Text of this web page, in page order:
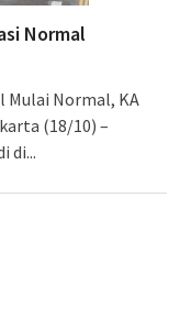
Normal
Mulai Normal, KA
(18/10) –
di...